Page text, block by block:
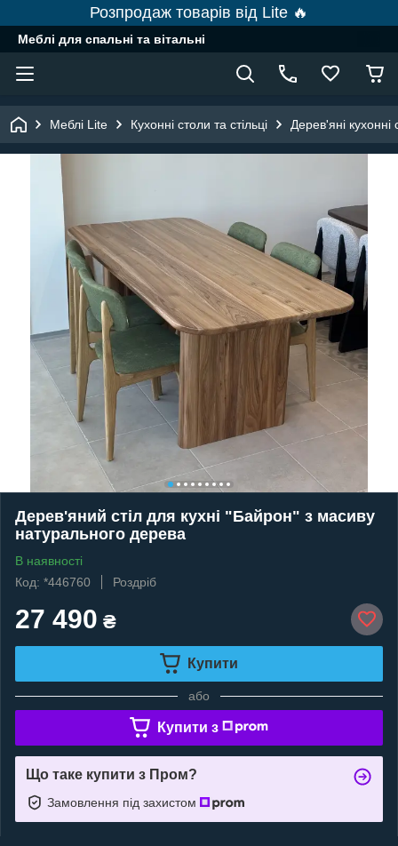
Розпродаж товарів від Lite 🔥
Меблі для спальні та вітальні
Меблі Lite Кухонні столи та стільці Дерев'яні кухонні
Дерев'яний стіл для кухні "Байрон" з масиву
натурального дерева
В наявності
Код: *446760
Роздріб
27 490 ₴
Купити
або
Купити з
Що таке купити з Пром?
Замовлення під захистом